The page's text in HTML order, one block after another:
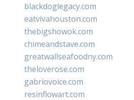
blackdoglegacy.com
eatvivahouston.com
thebigshowok.com
chimeandstave.com
greatwallseafoodny.com
theloverose.com
gabriovoice.com
resinflowart.com